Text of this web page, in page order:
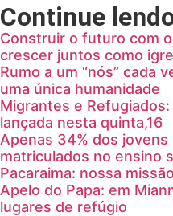
Continue
Construir o futuro com
crescer juntos como
Rumo a um “nós” cada
uma única humanidade
Migrantes e Refugiados:
lançada nesta quinta,16
Apenas 34% dos
matriculados no ensino
Pacaraima: nossa
Apelo do Papa: em
lugares de refúgio